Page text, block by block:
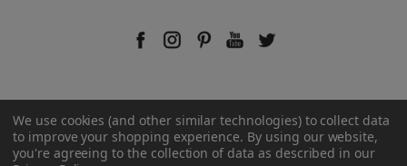
© 2026 Rust-Oleum France.
We use cookies (and other similar technologies) to collect data
to improve your shopping experience. By using our website,
you're agreeing to the collection of data as described in our